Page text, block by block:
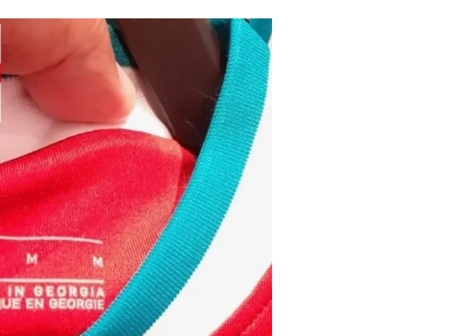
кинотеатральный дайджест
маршрутом и нарушают правила
02.08.2026
Самые популярные имена и
распространённые фамилии в
Грузии
Юные звезды соцсетей Ана-
Мария и Ева Бутиашвили: как
вырасти за год до полумиллиона
подписчиков.
01.08.2026
Сеть OnePrice полностью ушла с
рынка и прекратила свою
деятельность в Грузии, на её
место пришла “Ambari”
01.08.2026
Где покупать книги на русском
языке в Тбилиси — подборка
магазинов